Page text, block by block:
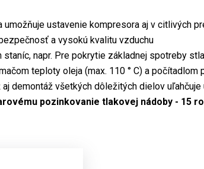
ustavenie kompresora aj v citlivých
a vysokú kvalitu vzduchu
napr. Pre pokrytie základnej spotreby
teploty oleja (max. 110 ° C) a počítadlom
demontáž všetkých dôležitých dielov
pozinkovanie tlakovej nádoby - 15